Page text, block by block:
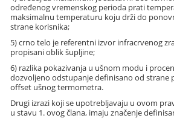
određenog vremenskog perioda prati
maksimalnu temperaturu koju drži do
strane korisnika;
5) crno telo je referentni izvor infracrvenog
propisani oblik šupljine;
6) razlika pokazivanja u ušnom modu i
dozvoljeno odstupanje definisano od strane
offset ušnog termometra.
Drugi izrazi koji se upotrebljavaju u ovom
u stavu 1. ovog člana, imaju značenje